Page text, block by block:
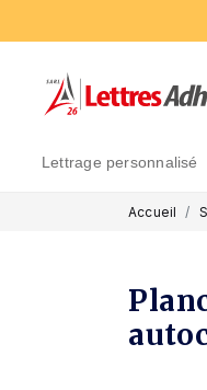
lettrage personnalisé
Accueil